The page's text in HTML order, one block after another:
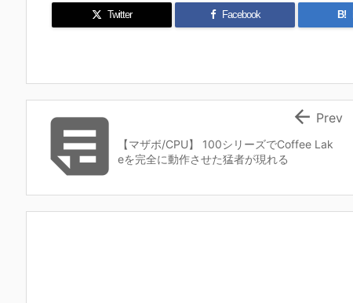
Twitter Facebook B!
 【マザボ/CPU】 100シリーズでCoffee Lak
eを完全に動作させた猛者が現れる
 Prev